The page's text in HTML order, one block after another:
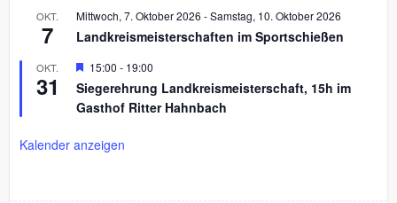
e
h
o
e
o
r
e
h
o
b
OKT.
7
Mittwoch, 7. Oktober 2026 -Samstag, 10. Oktober 2026
Landkreismeisterschaften im Sportschießen
OKT.
31
H
r
v
g
15:00 - 19:00
Siegerehrung Landkreismeisterschaft, 15h im
Gasthof Ritter Hahnbach
Kalender anzeigen